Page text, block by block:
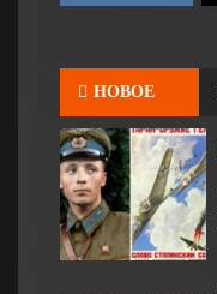
НОВОЕ